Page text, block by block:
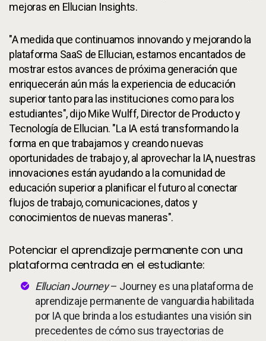
mejoras en Ellucian Insights.
"A medida que continuamos innovando y mejorando la
plataforma SaaS de Ellucian, estamos encantados de
mostrar estos avances de próxima generación que
enriquecerán aún más la experiencia de educación
superior tanto para las instituciones como para los
estudiantes", dijo Mike Wulff, Director de Producto y
Tecnología de Ellucian. "La IA está transformando la
forma en que trabajamos y creando nuevas
oportunidades de trabajo y, al aprovechar la IA, nuestras
innovaciones están ayudando a la comunidad de
educación superior a planificar el futuro al conectar
flujos de trabajo, comunicaciones, datos y
conocimientos de nuevas maneras".
Potenciar el aprendizaje permanente con una
plataforma centrada en el estudiante:
Ellucian Journey– Journey es una plataforma de
aprendizaje permanente de vanguardia habilitada
por IA que brinda a los estudiantes una visión sin
precedentes de cómo sus trayectorias de